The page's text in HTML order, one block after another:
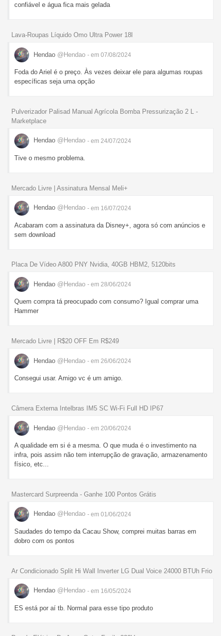
confiável e água fica mais gelada
Lava-Roupas Líquido Omo Ultra Power 18l
Hendao @Hendao - em 07/08/2024
Foda do Ariel é o preço. Às vezes deixar ele para algumas roupas
específicas seja uma opção
Pulverizador Palisad Manual Agrícola Bomba Pressurização 2 L -
Marketplace
Hendao @Hendao - em 24/07/2024
Tive o mesmo problema.
Mercado Livre | Assinatura Mensal Meli+
Hendao @Hendao - em 16/07/2024
Acabaram com a assinatura da Disney+, agora só com anúncios e
sem download
Placa De Vídeo A800 PNY Nvidia, 40GB HBM2, 5120bits
Hendao @Hendao - em 28/06/2024
Quem compra tá preocupado com consumo? Igual comprar uma
Hammer
Mercado Livre | R$20 OFF Em R$249
Hendao @Hendao - em 26/06/2024
Consegui usar. Amigo vc é um amigo.
Câmera Externa Intelbras IM5 SC Wi-Fi Full HD IP67
Hendao @Hendao - em 20/06/2024
A qualidade em si é a mesma. O que muda é o investimento na
infra, pois assim não tem interrupção de gravação, armazenamento
físico, etc...
Mastercard Surpreenda - Ganhe 100 Pontos Grátis
Hendao @Hendao - em 01/06/2024
Saudades do tempo da Cacau Show, comprei muitas barras em
dobro com os pontos
Ar Condicionado Split Hi Wall Inverter LG Dual Voice 24000 BTUh Frio
Hendao @Hendao - em 16/05/2024
ES está por aí tb. Normal para esse tipo produto